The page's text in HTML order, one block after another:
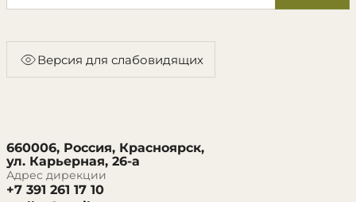
Версия для слабовидящих
660006, Россия, Красноярск,
ул. Карьерная, 26-а
Адрес дирекции
+7 391 261 17 10